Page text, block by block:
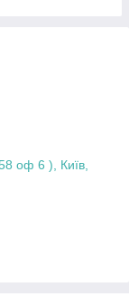
оф 6 ), Київ,